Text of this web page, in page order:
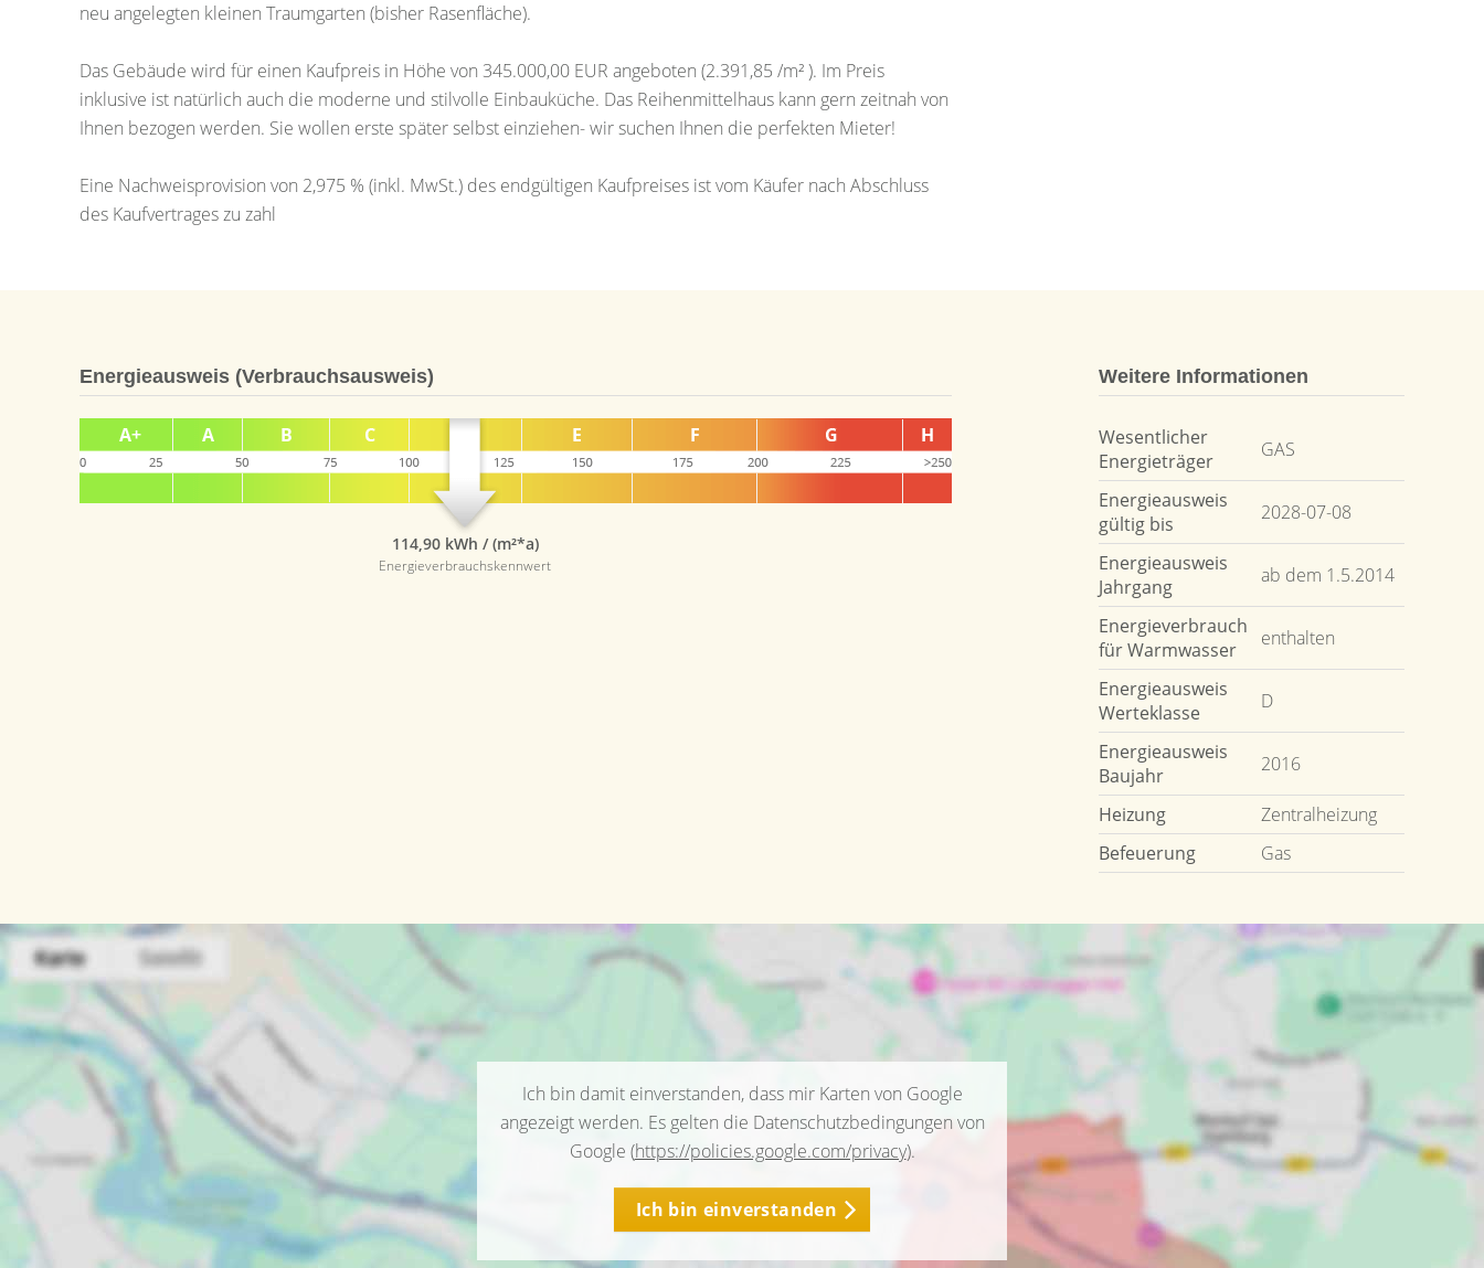
neu angelegten kleinen Traumgarten (bisher Rasenfläche).
Das Gebäude wird für einen Kaufpreis in Höhe von 345.000,00 EUR angeboten (2.391,85 /m² ). Im Preis
inklusive ist natürlich auch die moderne und stilvolle Einbauküche. Das Reihenmittelhaus kann gern zeitnah von
Ihnen bezogen werden. Sie wollen erste später selbst einziehen- wir suchen Ihnen die perfekten Mieter!
Eine Nachweisprovision von 2,975 % (inkl. MwSt.) des endgültigen Kaufpreises ist vom Käufer nach Abschluss
des Kaufvertrages zu zahl
Energieausweis (Verbrauchsausweis)
114,90 kWh / (m²*a)
Energieverbrauchskennwert
Weitere Informationen
Wesentlicher
Energieträger
GAS
Energieausweis
gültig bis
2028-07-08
Energieausweis
Jahrgang
ab dem 1.5.2014
Energieverbrauch
für Warmwasser
enthalten
Energieausweis
Werteklasse
D
Energieausweis
Baujahr
2016
Heizung
Zentralheizung
Befeuerung
Gas
Ich bin damit einverstanden, dass mir Karten von Google
angezeigt werden. Es gelten die Datenschutzbedingungen von
Google (https://policies.google.com/privacy).
Ich bin einverstanden